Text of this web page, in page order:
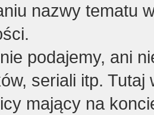
nazwy tematu
podajemy, ani
seriali itp. Tutaj
mający na